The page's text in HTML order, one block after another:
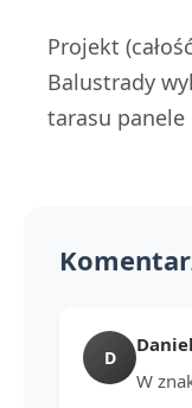
Projekt
Balustrady
tarasu
D
Daniel
W